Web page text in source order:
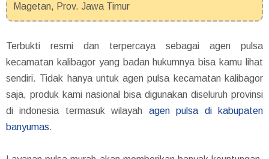
Magetan, Prov. Jawa Timur
Terbukti resmi dan terpercaya sebagai agen pulsa
kecamatan kalibagor yang badan hukumnya bisa kamu lihat
sendiri. Tidak hanya untuk agen pulsa kecamatan kalibagor
saja, produk kami nasional bisa digunakan diseluruh provinsi
di indonesia termasuk wilayah agen pulsa di kabupaten
banyumas.